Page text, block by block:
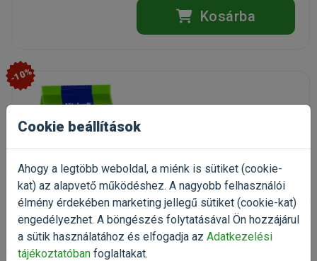
Kosárba
-10%
Vitakraft Menü Prémium
Nyúlnak 500g
törpenyulaknak
(1)
Kiszerelés: 500g / Zacskó
Gyártó:Vitakraft
Egységár: 2 980 Ft / kg
Raktáron
Cookie beállítások
Ahogy a legtöbb weboldal, a miénk is sütiket (cookie-
kat) az alapvető működéshez. A nagyobb felhasználói
élmény érdekében marketing jellegű sütiket (cookie-kat)
engedélyezhet. A böngészés folytatásával Ön hozzájárul
a sütik használatához és elfogadja az Adatkezelési
tájékoztatóban foglaltakat.